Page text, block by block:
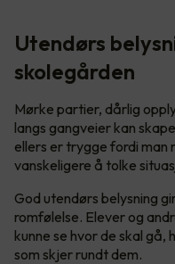
Utendørs
skolegården
Mørke partier, dårlig
langs gangveier kan
ellers er trygge fordi man
vanskeligere å tolke
God utendørs belysning
romfølelse. Elever og
kunne se hvor de skal
som skjer rundt dem.